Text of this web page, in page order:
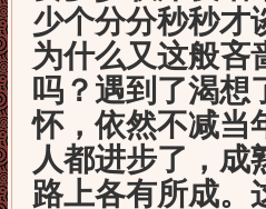
少个分分秒秒才
为什么又这般吝
吗？遇到了渴想
怀，依然不减当
人都进步了，成
路上各有所成。